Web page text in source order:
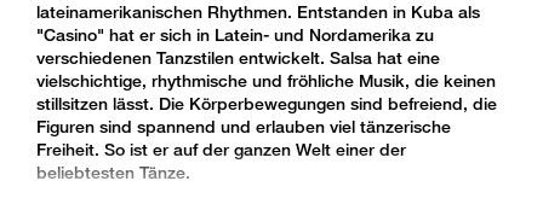
lateinamerikanischen Rhythmen. Entstanden in Kuba als
"Casino" hat er sich in Latein- und Nordamerika zu
verschiedenen Tanzstilen entwickelt. Salsa hat eine
vielschichtige, rhythmische und fröhliche Musik, die keinen
stillsitzen lässt. Die Körperbewegungen sind befreiend, die
Figuren sind spannend und erlauben viel tänzerische
Freiheit. So ist er auf der ganzen Welt einer der
beliebtesten Tänze.